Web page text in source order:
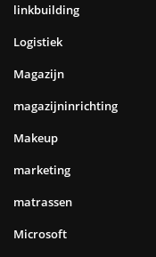
linkbuilding
Logistiek
Magazijn
magazijninrichting
Makeup
marketing
matrassen
Microsoft